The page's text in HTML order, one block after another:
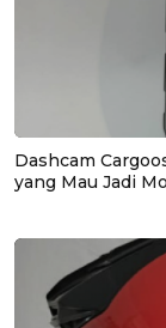
Dashcam
yang Mau Jadi